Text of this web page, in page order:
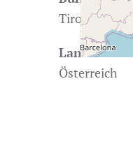
Tirol
Land
Österreich